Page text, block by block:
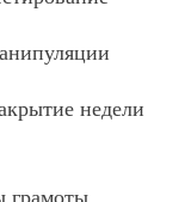
недели
грамоты